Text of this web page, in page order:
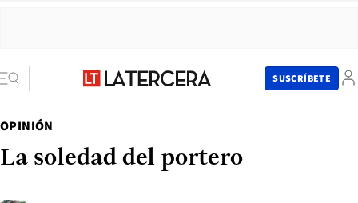
SUSCRÍBETE
OPINIÓN
La soledad del portero